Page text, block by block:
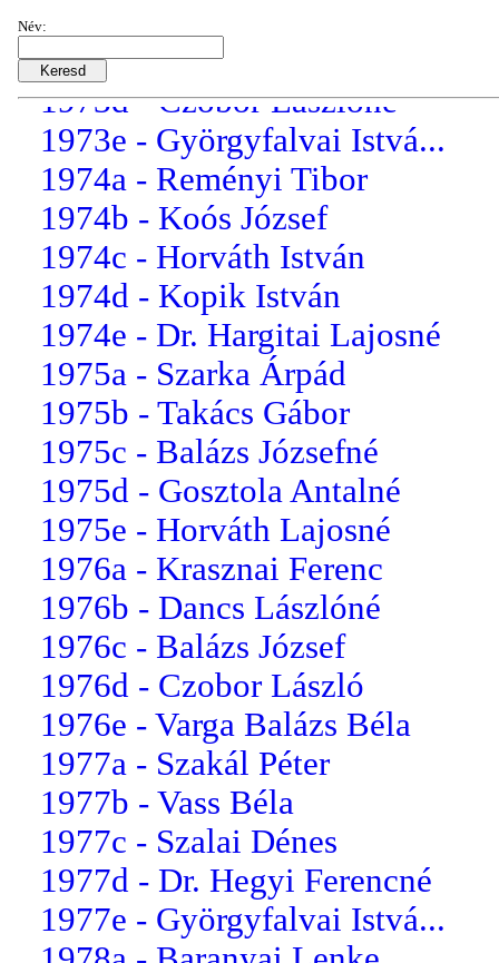
Név:1973b - Horváth Erzsébet
1973c - Szalai Dénes
1973d - Czobor Lászlóné
1973e - Györgyfalvai Istvá...
1974a - Reményi Tibor
1974b - Koós József
1974c - Horváth István
1974d - Kopik István
1974e - Dr. Hargitai Lajosné
1975a - Szarka Árpád
1975b - Takács Gábor
1975c - Balázs Józsefné
1975d - Gosztola Antalné
1975e - Horváth Lajosné
1976a - Krasznai Ferenc
1976b - Dancs Lászlóné
1976c - Balázs József
1976d - Czobor László
1976e - Varga Balázs Béla
1977a - Szakál Péter
1977b - Vass Béla
1977c - Szalai Dénes
1977d - Dr. Hegyi Ferencné
1977e - Györgyfalvai Istvá...